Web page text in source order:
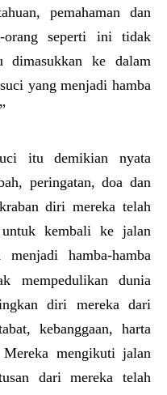
pemahaman dan
orang seperti ini tidak
dimasukkan ke dalam
yang menjadi hamba
itu demikian nyata
peringatan, doa dan
diri mereka telah
untuk kembali ke jalan
hamba-hamba
mempedulikan dunia
diri mereka dari
kebanggaan, harta
mengikuti jalan
dari mereka telah